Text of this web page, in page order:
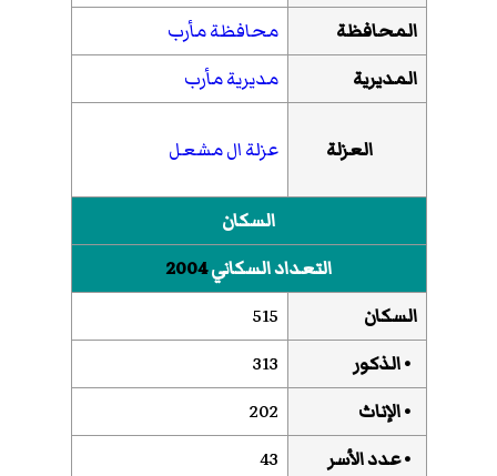
المحافظة
محافظة مأرب
المديرية
مديرية مأرب
العزلة عزلة ال مشعل
السكان
التعداد السكاني2004
السكان
515
• الذكور
313
• الإناث
202
• عدد الأسر
43